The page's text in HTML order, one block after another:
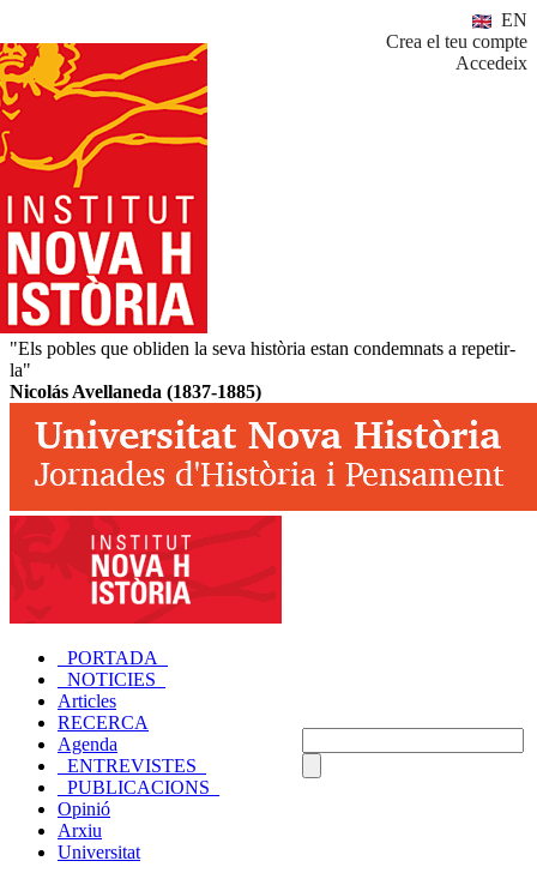
EN
Crea el teu compte
Accedeix
"Els pobles que obliden la seva història estan condemnats a repetir-
la"
Nicolás Avellaneda (1837-1885)
_PORTADA_
_NOTICIES_
Articles
RECERCA
Agenda
_ENTREVISTES_
_PUBLICACIONS_
Opinió
Arxiu
Universitat